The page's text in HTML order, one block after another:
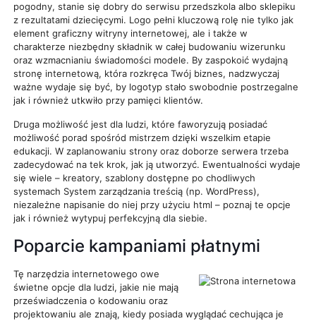
pogodny, stanie się dobry do serwisu przedszkola albo sklepiku
z rezultatami dziecięcymi. Logo pełni kluczową rolę nie tylko jak
element graficzny witryny internetowej, ale i także w
charakterze niezbędny składnik w całej budowaniu wizerunku
oraz wzmacnianiu świadomości modele. By zaspokoić wydajną
stronę internetową, która rozkręca Twój biznes, nadzwyczaj
ważne wydaje się być, by logotyp stało swobodnie postrzegalne
jak i również utkwiło przy pamięci klientów.
Druga możliwość jest dla ludzi, które faworyzują posiadać
możliwość porad spośród mistrzem dzięki wszelkim etapie
edukacji. W zaplanowaniu strony oraz doborze serwera trzeba
zadecydować na tek krok, jak ją utworzyć. Ewentualności wydaje
się wiele – kreatory, szablony dostępne po chodliwych
systemach System zarządzania treścią (np. WordPress),
niezależne napisanie do niej przy użyciu html – poznaj te opcje
jak i również wytypuj perfekcyjną dla siebie.
Poparcie kampaniami płatnymi
Tę narzędzia internetowego owe
świetne opcje dla ludzi, jakie nie mają
przeświadczenia o kodowaniu oraz
projektowaniu ale znają, kiedy posiada wyglądać cechująca je